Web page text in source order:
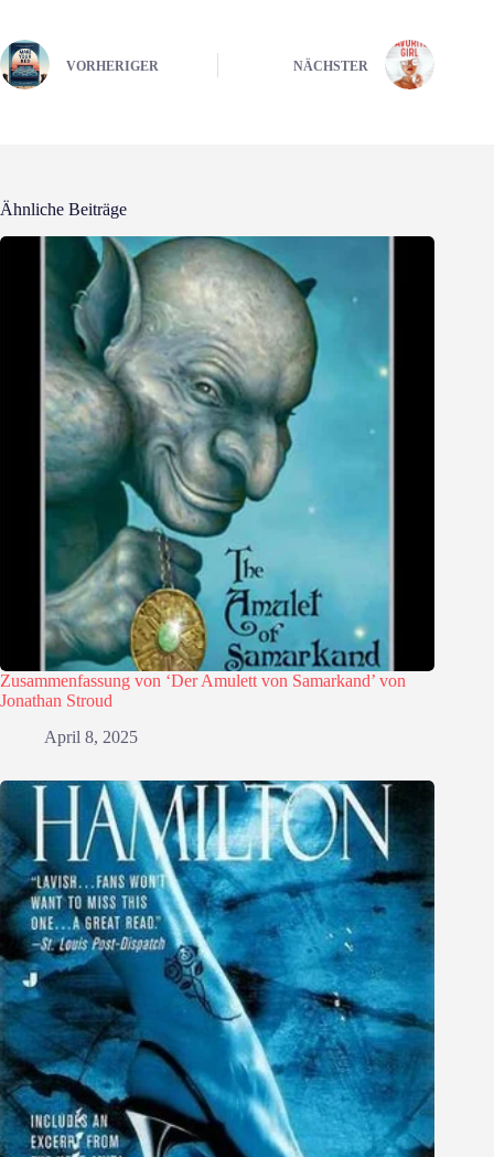
VORHERIGER NÄCHSTER
Ähnliche Beiträge
Zusammenfassung von ‘Der Amulett von Samarkand’ von
Jonathan Stroud
April 8, 2025